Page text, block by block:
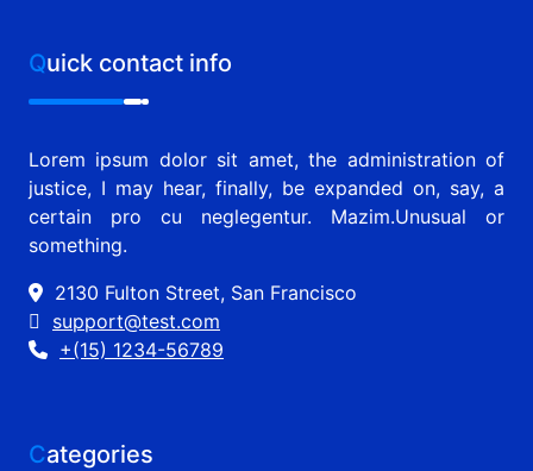
Quick contact info
Lorem ipsum dolor sit amet, the administration of
justice, I may hear, finally, be expanded on, say, a
certain pro cu neglegentur. Mazim.Unusual or
something.
2130 Fulton Street, San Francisco
support@test.com
+(15) 1234-56789
Categories